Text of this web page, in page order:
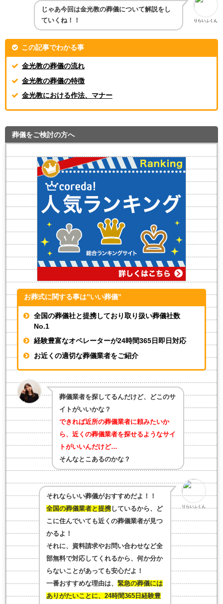
りらいふくん
じゃあ今回は金光教の葬儀について解説をし
ていくね！！
この記事でわかる事
金光教の葬儀の流れ
金光教の葬儀の特徴
金光教における作法、マナー
葬儀をご検討の方へ
お葬式に関する事は”いい葬儀”
全国の葬儀社と提携しており取り扱い葬儀社数
No.1
経験豊富なオペレーターが24時間365日即日対応
お近くの適切な葬儀業者をご紹介
葬儀業者を探してるんだけど、どこのサ
イトがいいかな？
できれば近所の葬儀業者に頼みたいか
ら、近くの葬儀業者を探せるようなサイ
トがいいんだけど…
そんなとこあるのかな？
りらいふくん
それならいい葬儀がおすすめだよ！！
全国の葬儀業者と提携しているから、ど
こに住んでいても近くの葬儀業者が見つ
かるよ！
それに、資料請求やお問い合わせなど全
部無料で対応してくれるから、何か分か
らないことがあっても安心だよ！
一番おすすめな理由は、 緊急の葬儀には
ありがたいことに、24時間365日経験豊